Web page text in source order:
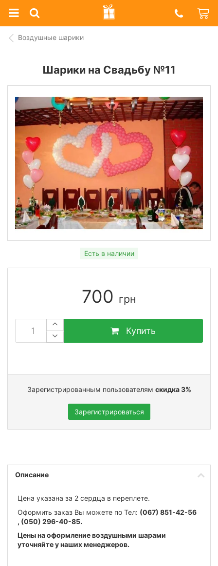
Prazdnik
Shop
Воздушные шарики
Шарики на Свадьбу №11
Есть в наличии
700 грн
Купить
Зарегистрированным пользователям скидка 3%
Зарегистрироваться
Описание
Цена указана за 2 сердца в переплете.
Оформить заказ Вы можете по Тел: (067) 851-42-56
, (050) 296-40-85.
Цены на оформление воздушными шарами
уточняйте у наших менеджеров.